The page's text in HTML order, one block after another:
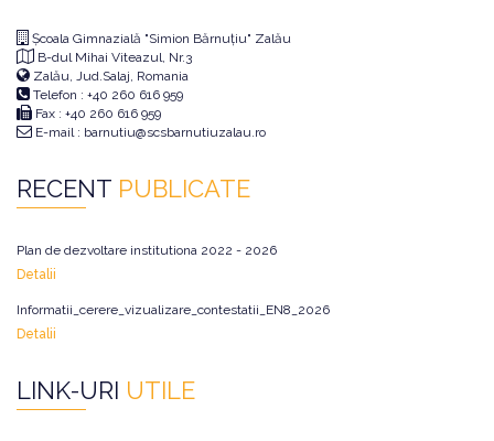
Școala Gimnazială "Simion Bărnuțiu" Zalău
B-dul Mihai Viteazul, Nr.3
Zalău, Jud.Salaj, Romania
Telefon : +40 260 616 959
Fax : +40 260 616 959
E-mail : barnutiu@scsbarnutiuzalau.ro
RECENT PUBLICATE
Plan de dezvoltare institutiona 2022 - 2026
Detalii
Informatii_cerere_vizualizare_contestatii_EN8_2026
Detalii
LINK-URI UTILE